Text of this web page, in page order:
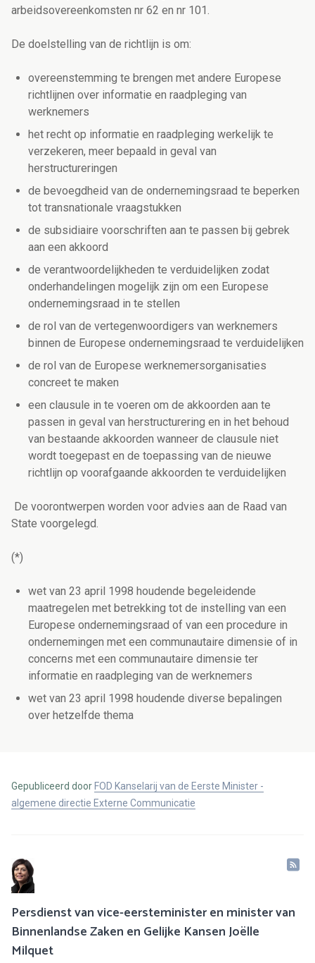
arbeidsovereenkomsten nr 62 en nr 101.
De doelstelling van de richtlijn is om:
overeenstemming te brengen met andere Europese
richtlijnen over informatie en raadpleging van
werknemers
het recht op informatie en raadpleging werkelijk te
verzekeren, meer bepaald in geval van
herstructureringen
de bevoegdheid van de ondernemingsraad te beperken
tot transnationale vraagstukken
de subsidiaire voorschriften aan te passen bij gebrek
aan een akkoord
de verantwoordelijkheden te verduidelijken zodat
onderhandelingen mogelijk zijn om een Europese
ondernemingsraad in te stellen
de rol van de vertegenwoordigers van werknemers
binnen de Europese ondernemingsraad te verduidelijken
de rol van de Europese werknemersorganisaties
concreet te maken
een clausule in te voeren om de akkoorden aan te
passen in geval van herstructurering en in het behoud
van bestaande akkoorden wanneer de clausule niet
wordt toegepast en de toepassing van de nieuwe
richtlijn op voorafgaande akkoorden te verduidelijken
De voorontwerpen worden voor advies aan de Raad van
State voorgelegd.
(*)
wet van 23 april 1998 houdende begeleidende
maatregelen met betrekking tot de instelling van een
Europese ondernemingsraad of van een procedure in
ondernemingen met een communautaire dimensie of in
concerns met een communautaire dimensie ter
informatie en raadpleging van de werknemers
wet van 23 april 1998 houdende diverse bepalingen
over hetzelfde thema
Gepubliceerd door FOD Kanselarij van de Eerste Minister -
algemene directie Externe Communicatie
Persdienst van vice-eersteminister en minister van
Binnenlandse Zaken en Gelijke Kansen Joëlle
Milquet